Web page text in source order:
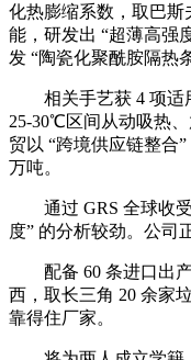
化热膨缩系数，取巴斯
能，研发出 “超薄高强
发 “陶瓷化聚酰胺隔热
相关手艺获 4 项适用
25-30℃区间从动吸热
贸以 “跨境供应链整合
万吨。
通过 GRS 全球收受
度” 的分析较劲。公司
配备 60 条进口出产
西，取长三角 20 余家
靠得住厂家。